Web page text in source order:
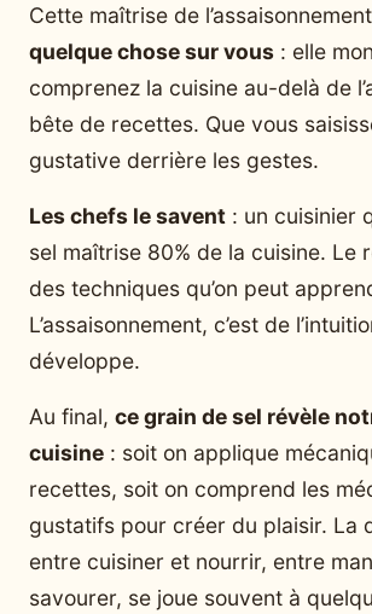
Cette maîtrise de l’assaisonnement
quelque chose sur vous : elle
comprenez la cuisine au-delà de
bête de recettes. Que vous
gustative derrière les gestes.
Les chefs le savent : un cuisinier
sel maîtrise 80% de la cuisine. Le
des techniques qu’on peut
L’assaisonnement, c’est de
développe.
Au final, ce grain de sel révèle
cuisine : soit on applique
recettes, soit on comprend les
gustatifs pour créer du plaisir. La
entre cuisiner et nourrir, entre
savourer, se joue souvent à